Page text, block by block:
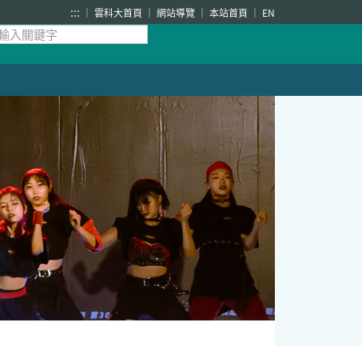
::: 雲科大首頁 網站導覽 本站首頁 EN